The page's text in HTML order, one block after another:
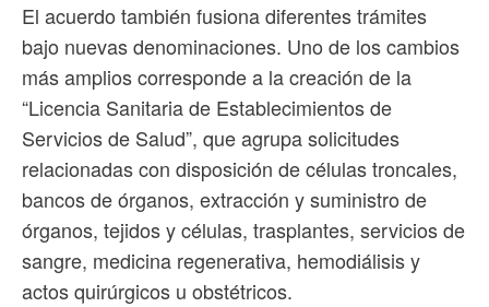
El acuerdo también fusiona diferentes trámites
bajo nuevas denominaciones. Uno de los cambios
más amplios corresponde a la creación de la
“Licencia Sanitaria de Establecimientos de
Servicios de Salud”, que agrupa solicitudes
relacionadas con disposición de células troncales,
bancos de órganos, extracción y suministro de
órganos, tejidos y células, trasplantes, servicios de
sangre, medicina regenerativa, hemodiálisis y
actos quirúrgicos u obstétricos.